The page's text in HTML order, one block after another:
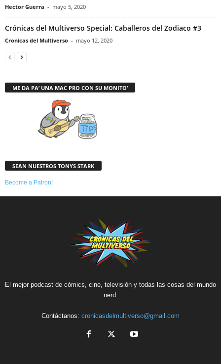
Hector Guerra - mayo 5, 2020
Crónicas del Multiverso Special: Caballeros del Zodiaco #3
Cronicas del Multiverso - mayo 12, 2020
ME DA PA’ UNA MAC PRO CON SU MONITO’
SEAN NUESTROS TONYS STARK
Become a Patron!
El mejor podcast de cómics, cine, televisión y todas las cosas del mundo
nerd.
Contáctanos: cronicasdelmultiverso@gmail.com